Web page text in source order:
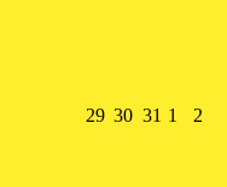
2929.
3030.
31 31.
1 2